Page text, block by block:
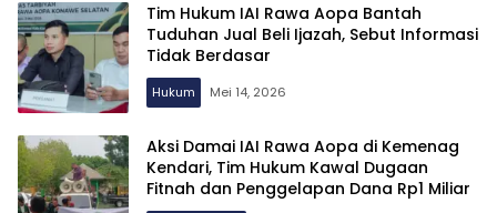
Tim Hukum IAI Rawa Aopa Bantah
Tuduhan Jual Beli Ijazah, Sebut Informasi
Tidak Berdasar
Hukum Mei 14, 2026
Aksi Damai IAI Rawa Aopa di Kemenag
Kendari, Tim Hukum Kawal Dugaan
Fitnah dan Penggelapan Dana Rp1 Miliar